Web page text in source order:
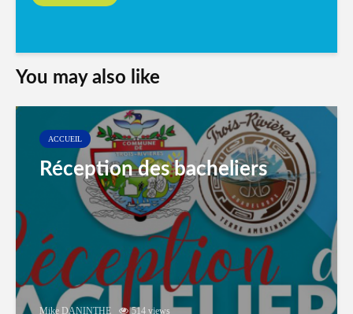
You may also like
ACCUEIL
Réception des bacheliers
Mike DANINTHE 514 views